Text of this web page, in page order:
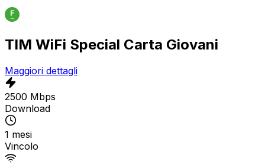
TIM WiFi Special Carta Giovani
Maggiori dettagli
2500 Mbps
Download
1 mesi
Vincolo